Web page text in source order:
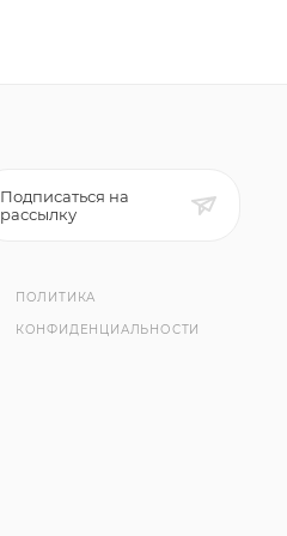
Подписаться на
рассылку
ПОЛИТИКА
КОНФИДЕНЦИАЛЬНОСТИ